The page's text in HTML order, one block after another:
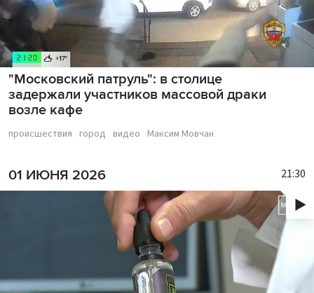
"Московский патруль": в столице
задержали участников массовой драки
возле кафе
происшествия город видео Максим Мовчан
01 ИЮНЯ 2026 21:30